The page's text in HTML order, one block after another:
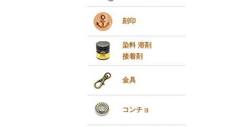
刻印
染料 溶剤
接着剤
金具
コンチョ